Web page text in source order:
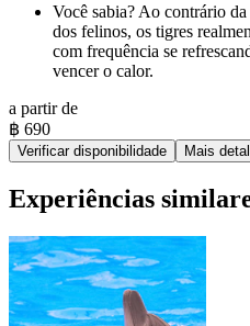
Você sabia? Ao contrário
dos felinos, os tigres
com frequência se
vencer o calor.
a partir de
฿ 690
Verificar disponibilidade Mais
Experiências